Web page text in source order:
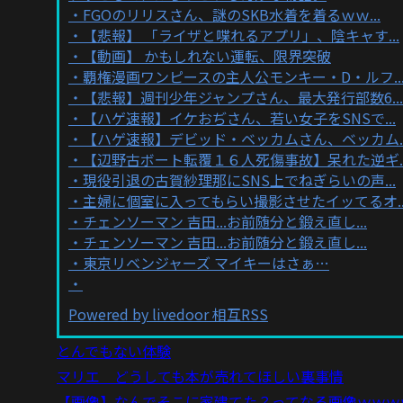
FGOのリリスさん、謎のSKB水着を着るｗｗ...
【悲報】 「ライザと喋れるアプリ」、陰キャす...
【動画】 かもしれない運転、限界突破
覇権漫画ワンピースの主人公モンキー・D・ルフ...
【悲報】週刊少年ジャンプさん、最大発行部数6...
【ハゲ速報】イケおぢさん、若い女子をSNSで...
【ハゲ速報】デビッド・ベッカムさん、ベッカム
【辺野古ボート転覆１６人死傷事故】呆れた逆ギ
現役引退の古賀紗理那にSNS上でねぎらいの声...
主婦に個室に入ってもらい撮影させたイッてるオ
チェンソーマン 吉田...お前随分と鍛え直し...
チェンソーマン 吉田...お前随分と鍛え直し...
東京リベンジャーズ マイキーはさぁ…
Powered by livedoor 相互RSS
とんでもない体験
マリエ どうしても本が売れてほしい裏事情